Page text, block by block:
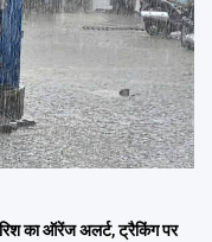
का ऑरेंज अलर्ट, ट्रैकिंग पर